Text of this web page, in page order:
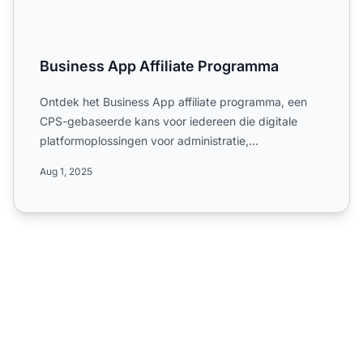
Business App Affiliate Programma
Ontdek het Business App affiliate programma, een
CPS-gebaseerde kans voor iedereen die digitale
platformoplossingen voor administratie,
Aug 1, 2025